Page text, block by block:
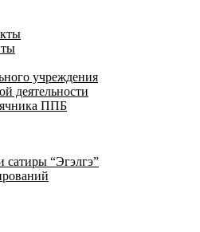
учреждения
деятельности
ППБ
“Эгэлгэ”